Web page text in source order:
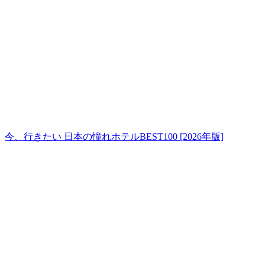
今、行きたい 日本の憧れホテルBEST100 [2026年版]